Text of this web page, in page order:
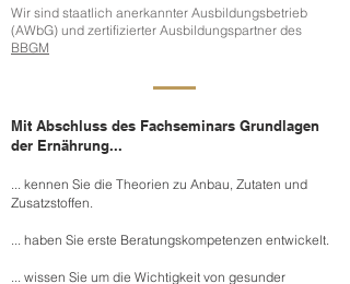
Wir sind staatlich anerkannter Ausbildungsbetrieb
(AWbG) und zertifizierter Ausbildungspartner des
BBGM
Mit Abschluss des Fachseminars Grundlagen
der Ernährung...
... kennen Sie die Theorien zu Anbau, Zutaten und
Zusatzstoffen.
... haben Sie erste Beratungskompetenzen entwickelt.
... wissen Sie um die Wichtigkeit von gesunder